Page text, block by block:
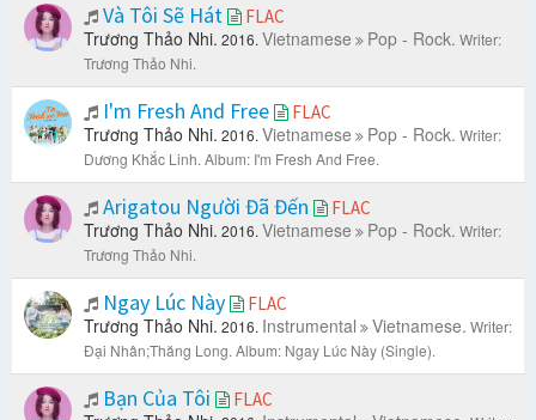
Và Tôi Sẽ Hát FLAC
Trương Thảo Nhi. 2016. Vietnamese Pop - Rock. Writer:
Trương Thảo Nhi.
I'm Fresh And Free FLAC
Trương Thảo Nhi. 2016. Vietnamese Pop - Rock. Writer:
Dương Khắc Linh. Album: I'm Fresh And Free.
Arigatou Người Đã Đến FLAC
Trương Thảo Nhi. 2016. Vietnamese Pop - Rock. Writer:
Trương Thảo Nhi.
Ngay Lúc Này FLAC
Trương Thảo Nhi. 2016. Instrumental Vietnamese. Writer:
Đại Nhân;Thăng Long. Album: Ngay Lúc Này (Single).
Bạn Của Tôi FLAC